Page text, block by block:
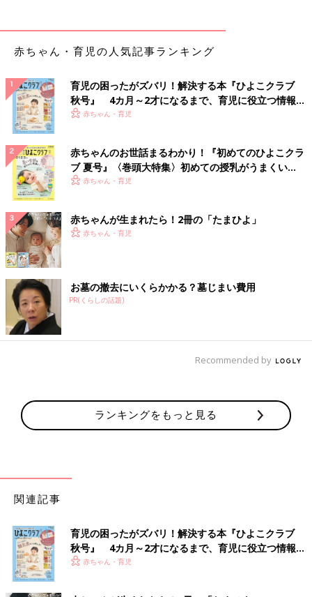
赤ちゃん・育児の人気記事ランキング
育児の困ったがズバリ！解決する本『ひよこクラブ
秋号』 4カ月～2才になるまで、育児に役立つ情報が
いっぱい！
赤ちゃん・育児
赤ちゃんのお世話まるわかり！『初めてのひよこクラ
ブ 夏号』〈巻頭大特集〉初めての授乳がうまくい
く！ おっぱい・ミルクの基本と夏のトラブル 解決テ
赤ちゃん・育児
赤ちゃんが生まれたら！2冊の「たまひよ」
赤ちゃん・育児
お墓の撤去にいくらかかる？墓じまい費用
PR(くらしの話題)
Recommended by
ランキングをもっと見る
関連記事
育児の困ったがズバリ！解決する本『ひよこクラブ
秋号』 4カ月～2才になるまで、育児に役立つ情報が
いっぱい！
赤ちゃん・育児